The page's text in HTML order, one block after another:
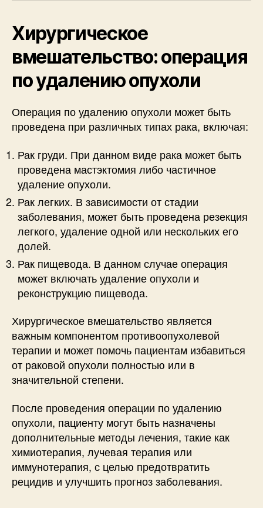
Хирургическое
вмешательство: операция
по удалению опухоли
Операция по удалению опухоли может быть
проведена при различных типах рака, включая:
Рак груди. При данном виде рака может быть
проведена мастэктомия либо частичное
удаление опухоли.
Рак легких. В зависимости от стадии
заболевания, может быть проведена резекция
легкого, удаление одной или нескольких его
долей.
Рак пищевода. В данном случае операция
может включать удаление опухоли и
реконструкцию пищевода.
Хирургическое вмешательство является
важным компонентом противоопухолевой
терапии и может помочь пациентам избавиться
от раковой опухоли полностью или в
значительной степени.
После проведения операции по удалению
опухоли, пациенту могут быть назначены
дополнительные методы лечения, такие как
химиотерапия, лучевая терапия или
иммунотерапия, с целью предотвратить
рецидив и улучшить прогноз заболевания.